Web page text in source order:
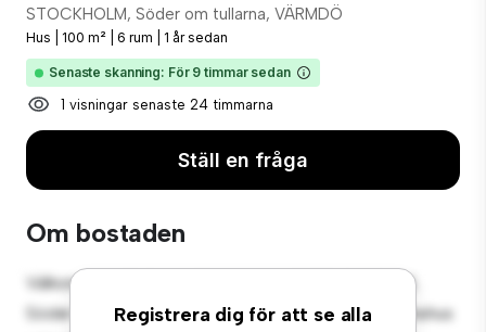
STOCKHOLM, Söder om tullarna, VÄRMDÖ
Hus 100 m² 6 rum 1 år sedan
Senaste skanning: För 9 timmar sedan
1 visningar senaste 24 timmarna
Ställ en fråga
Om bostaden
Registrera dig för att se alla
Välkommen till din nya förortsoas på STOCKHOLM,
Söder om tullarna, VÄRMDÖ! Detta charmiga 6-rumshus